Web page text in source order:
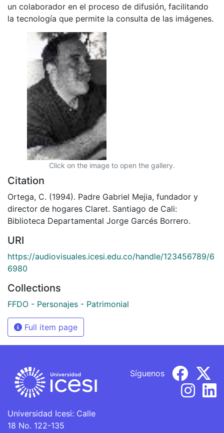
un colaborador en el proceso de difusión, facilitando
la tecnología que permite la consulta de las imágenes.
Click on the image to open the gallery.
Citation
Ortega, C. (1994). Padre Gabriel Mejia, fundador y
director de hogares Claret. Santiago de Cali:
Biblioteca Departamental Jorge Garcés Borrero.
URI
https://audiovisuales.icesi.edu.co/handle/123456789/6
6980
Collections
FFDO - Personajes - Patrimonial
Full item page
Universidad Icesi: Calle
18 No. 122-135
Síguenos